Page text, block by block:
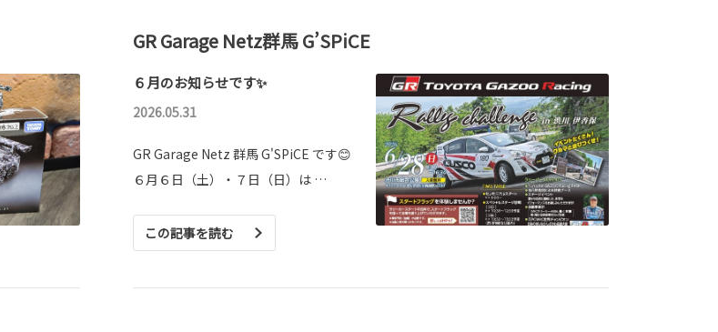
GR Garage Netz群馬 G’SPiCE
６月のお知らせです✨
2026.05.31
GR Garage Netz 群馬 G'SPiCE です😊
６月６日（土）・７日（日）は …
この記事を読む